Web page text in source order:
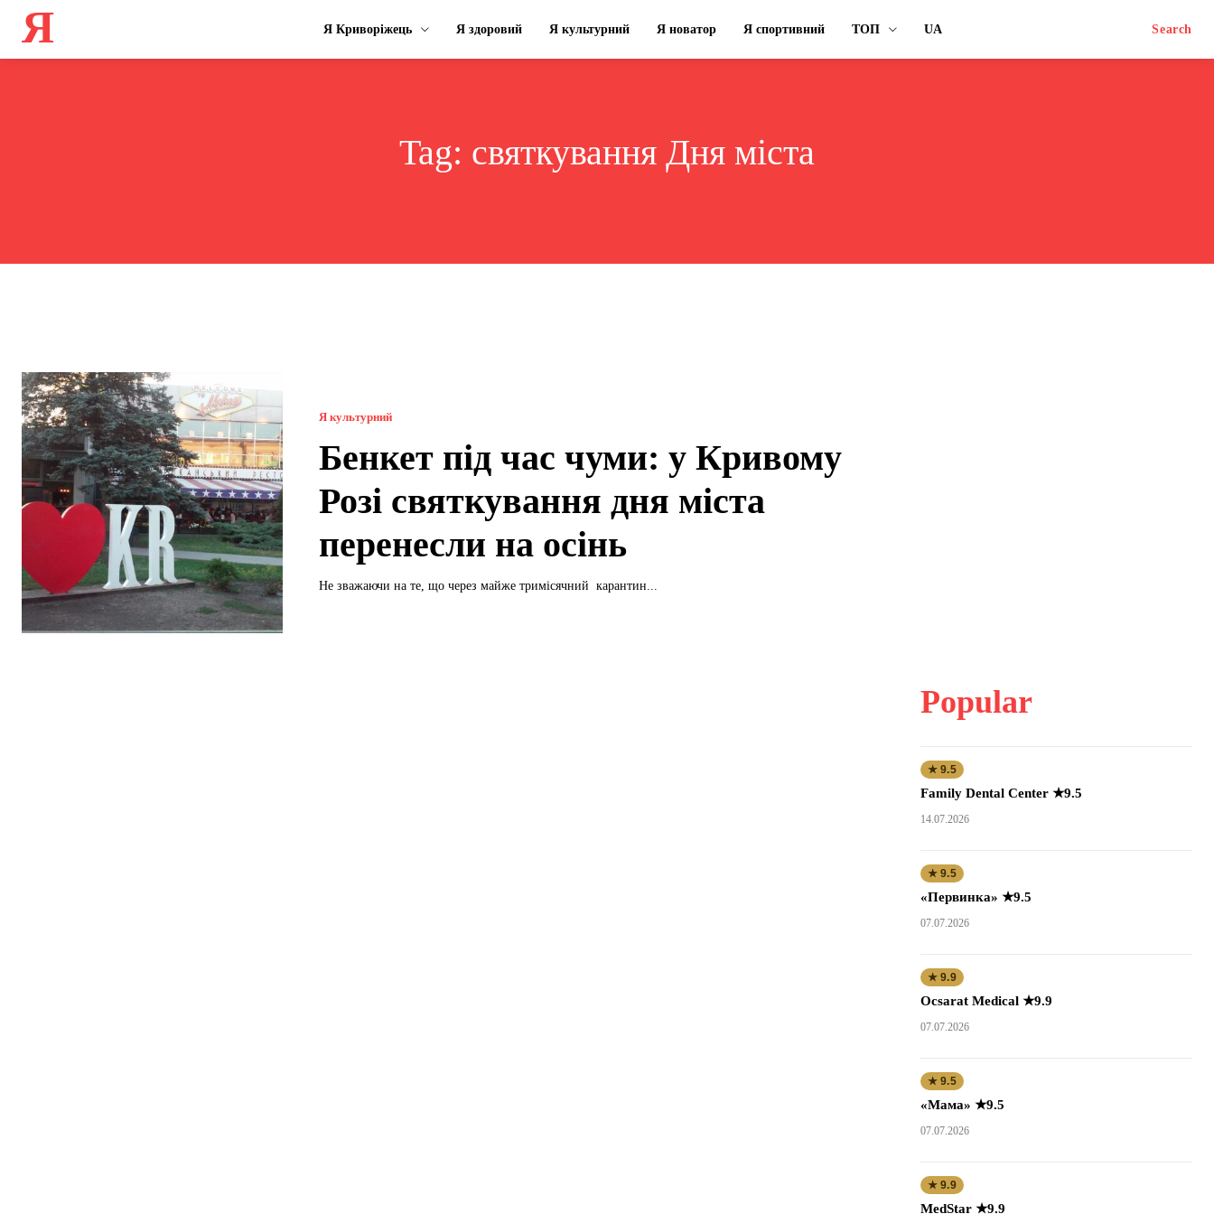
Я Я Криворіжець Я здоровий Я культурний Я новатор Я спортивний ТОП UA Search
Tag: святкування Дня міста
Я культурний
Бенкет під час чуми: у Кривому
Розі святкування дня міста
перенесли на осінь
Не зважаючи на те, що через майже тримісячний карантин...
Popular
★ 9.5
Family Dental Center ★9.5
14.07.2026
★ 9.5
«Первинка» ★9.5
07.07.2026
★ 9.9
Ocsarat Medical ★9.9
07.07.2026
★ 9.5
«Мама» ★9.5
07.07.2026
★ 9.9
MedStar ★9.9